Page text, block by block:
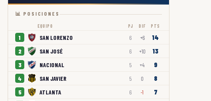
📊 POSICIONES
EQUIPO PJ DIF PTS
1 SAN LORENZO 6 +6 14
2 SAN JOSÉ 6 +10 13
3 NACIONAL 5 +4 9
4 SAN JAVIER 5 0 8
5 ATLANTA 6 -1 7